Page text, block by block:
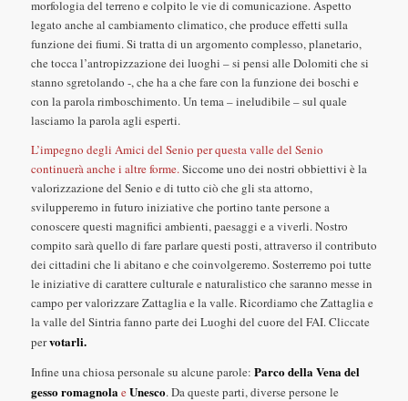
morfologia del terreno e colpito le vie di comunicazione. Aspetto
legato anche al cambiamento climatico, che produce effetti sulla
funzione dei fiumi. Si tratta di un argomento complesso, planetario,
che tocca l’antropizzazione dei luoghi – si pensi alle Dolomiti che si
stanno sgretolando -, che ha a che fare con la funzione dei boschi e
con la parola rimboschimento. Un tema – ineludibile – sul quale
lasciamo la parola agli esperti.
L’impegno degli Amici del Senio per questa valle del Senio
continuerà anche i altre forme.Siccome uno dei nostri obbiettivi è la
valorizzazione del Senio e di tutto ciò che gli sta attorno,
svilupperemo in futuro iniziative che portino tante persone a
conoscere questi magnifici ambienti, paesaggi e a viverli. Nostro
compito sarà quello di fare parlare questi posti, attraverso il contributo
dei cittadini che li abitano e che coinvolgeremo. Sosterremo poi tutte
le iniziative di carattere culturale e naturalistico che saranno messe in
campo per valorizzare Zattaglia e la valle. Ricordiamo che Zattaglia e
la valle del Sintria fanno parte dei Luoghi del cuore del FAI. Cliccate
pervotarli.
Infine una chiosa personale su alcune parole: Parco della Vena del
gesso romagnolaeUnesco. Da queste parti, diverse persone le